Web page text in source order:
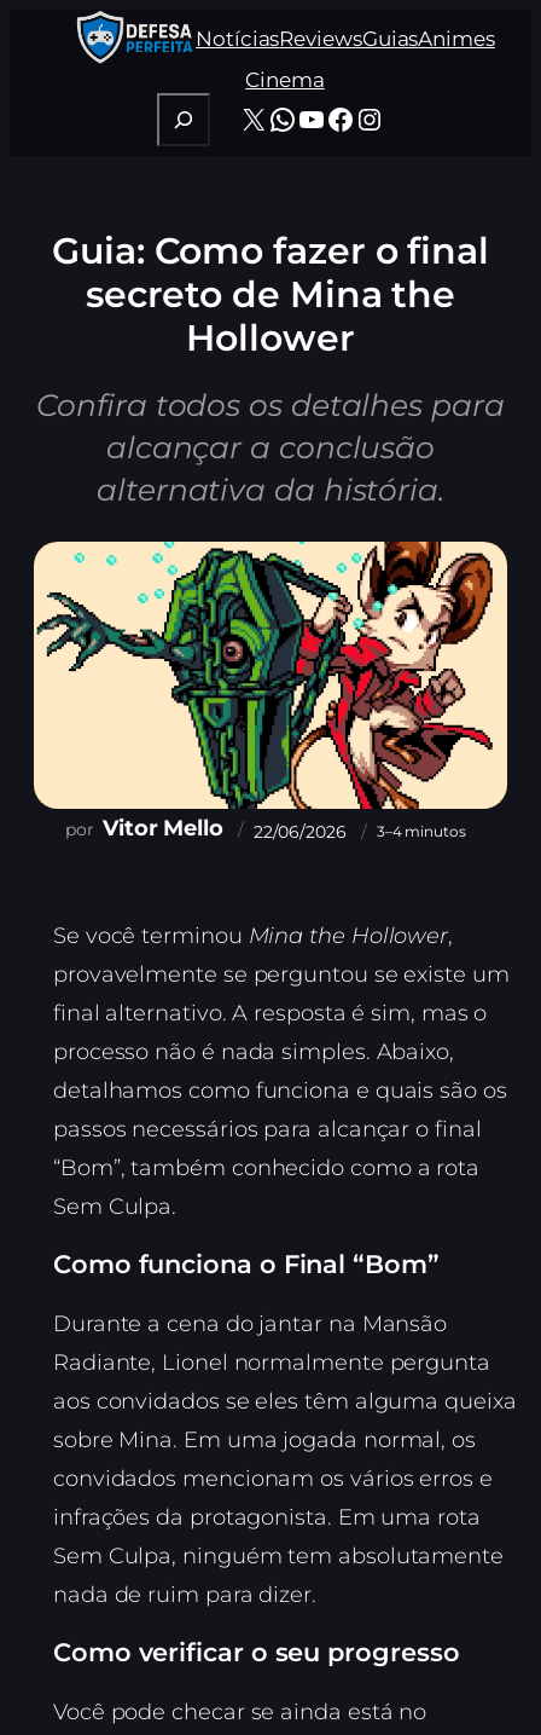
NotíciasReviewsGuiasAnimes
Cinema
Pesquisar
X WhatsApp
Youtube
Facebook
Instagram
Guia: Como fazer o final
secreto de Mina the
Hollower
Confira todos os detalhes para
alcançar a conclusão
alternativa da história.
Vitor Mello 22/06/2026 3–4 minutos
Se você terminou Mina the Hollower,
provavelmente se perguntou se existe um
final alternativo. A resposta é sim, mas o
processo não é nada simples. Abaixo,
detalhamos como funciona e quais são os
passos necessários para alcançar o final
“Bom”, também conhecido como a rota
Sem Culpa.
Como funciona o Final “Bom”
Durante a cena do jantar na Mansão
Radiante, Lionel normalmente pergunta
aos convidados se eles têm alguma queixa
sobre Mina. Em uma jogada normal, os
convidados mencionam os vários erros e
infrações da protagonista. Em uma rota
Sem Culpa, ninguém tem absolutamente
nada de ruim para dizer.
Como verificar o seu progresso
Você pode checar se ainda está no